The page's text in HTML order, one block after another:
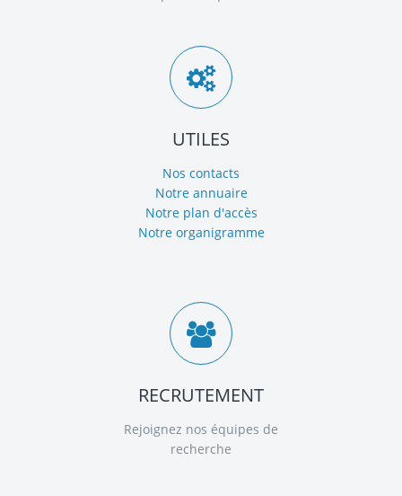
UTILES
Nos contacts
Notre annuaire
Notre plan d'accès
Notre organigramme
RECRUTEMENT
Rejoignez nos équipes de
recherche